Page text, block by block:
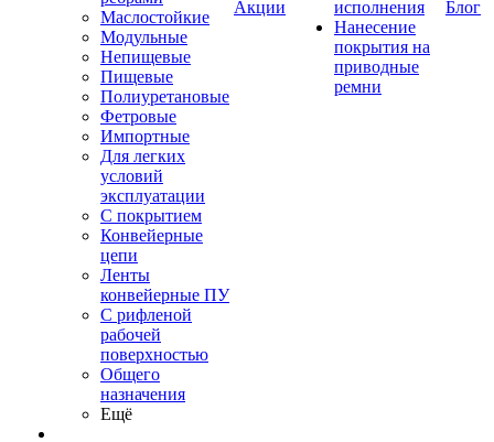
Маслостойкие
Модульные
Непищевые
Пищевые
Полиуретановые
Фетровые
Импортные
Для легких
условий
эксплуатации
С покрытием
Конвейерные
цепи
Ленты
конвейерные ПУ
С рифленой
рабочей
поверхностью
Общего
назначения
Ещё
Акции
исполнения
Нанесение
покрытия на
приводные
ремни
Блог